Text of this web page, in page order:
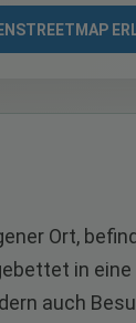
Ort,
in
auch